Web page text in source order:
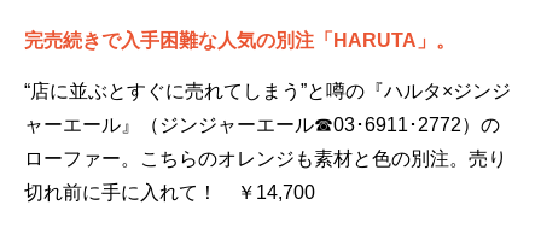
完売続きで入手困難な人気の別注「HARUTA」。
“店に並ぶとすぐに売れてしまう”と噂の『ハルタ×ジンジ
ャーエール』（ジンジャーエール☎03･6911･2772）の
ローファー。こちらのオレンジも素材と色の別注。売り
切れ前に手に入れて！ ￥14,700